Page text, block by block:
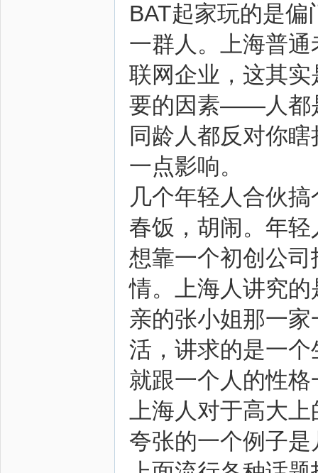
BAT起家玩的是
一群人。上海普
联网企业，这其
要的因素——人都
同龄人都反对你
一点影响。
几个年轻人合伙
春饭，胡闹。年
想靠一个初创公
情。上海人讲究
亲的张小姐那一
活，讲求的是一
就跟一个人的性
上海人对于高大
夸张的一个例子